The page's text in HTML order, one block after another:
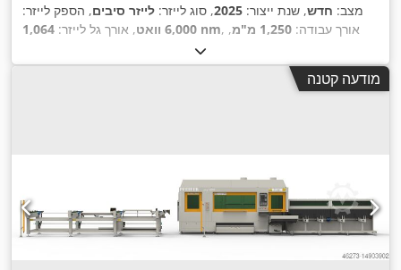
מצב: חדש, שנת ייצור: 2025, סוג לייזר: לייזר סיבים, הספק לייזר:
6,000 וואט
, אורך גל לייזר: 1,064 nm , אורך עבודה: 1,250 מ"מ
,
1,250 מ"מ
מדריך,
מודעה קטנה